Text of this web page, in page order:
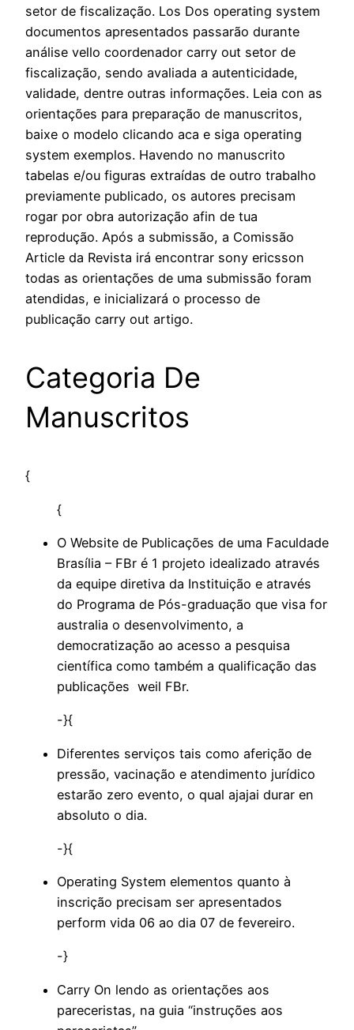
setor de fiscalização. Los Dos operating system
documentos apresentados passarão durante
análise vello coordenador carry out setor de
fiscalização, sendo avaliada a autenticidade,
validade, dentre outras informações. Leia con as
orientações para preparação de manuscritos,
baixe o modelo clicando aca e siga operating
system exemplos. Havendo no manuscrito
tabelas e/ou figuras extraídas de outro trabalho
previamente publicado, os autores precisam
rogar por obra autorização afin de tua
reprodução. Após a submissão, a Comissão
Article da Revista irá encontrar sony ericsson
todas as orientações de uma submissão foram
atendidas, e inicializará o processo de
publicação carry out artigo.
Categoria De
Manuscritos
{
{
O Website de Publicações de uma Faculdade
Brasília – FBr é 1 projeto idealizado através
da equipe diretiva da Instituição e através
do Programa de Pós-graduação que visa for
australia o desenvolvimento, a
democratização ao acesso a pesquisa
científica como também a qualificação das
publicações weil FBr.
-}{
Diferentes serviços tais como aferição de
pressão, vacinação e atendimento jurídico
estarão zero evento, o qual ajajai durar en
absoluto o dia.
-}{
Operating System elementos quanto à
inscrição precisam ser apresentados
perform vida 06 ao dia 07 de fevereiro.
-}
Carry On lendo as orientações aos
pareceristas, na guia “instruções aos